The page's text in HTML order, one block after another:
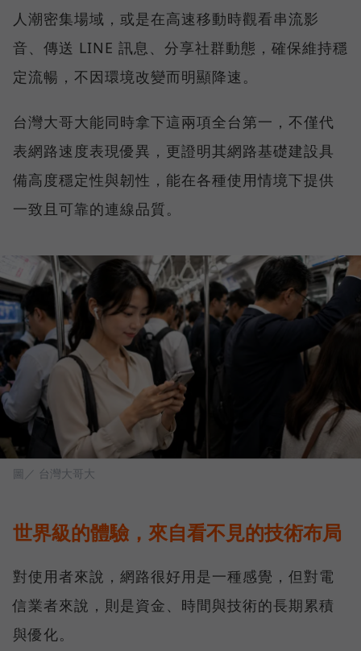
人潮密集場域，或是在高速移動時觀看串流影
音、傳送 LINE 訊息、分享社群動態，確保維持穩
定流暢，不因環境改變而明顯降速。
台灣大哥大能同時拿下這兩項全台第一，不僅代
表網路速度表現優異，更證明其網路基礎建設具
備高度穩定性與韌性，能在各種使用情境下提供
一致且可靠的連線品質。
圖／ 台灣大哥大
世界級的體驗，來自看不見的技術布局
對使用者來說，網路很好用是一種感覺，但對電
信業者來說，則是資金、時間與技術的長期累積
與優化。